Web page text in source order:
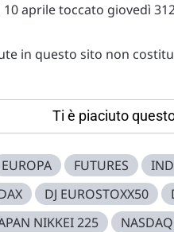
aprile toccato giovedì
in questo sito non
Ti è piaciuto
EUROPA FUTURES
DJ EUROSTOXX50
NIKKEI 225 NASDAQ